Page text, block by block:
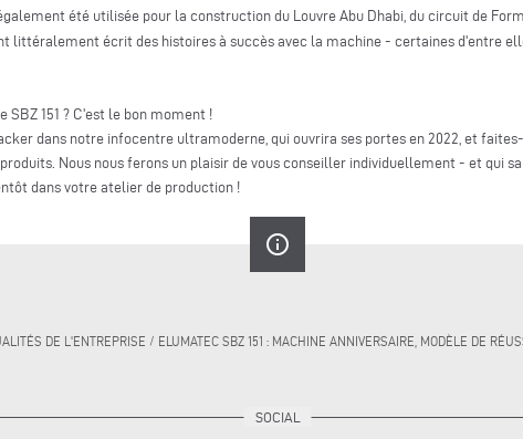
été utilisée pour la construction du Louvre Abu Dhabi, du circuit de
littéralement écrit des histoires à succès avec la machine - certaines d'entre
SBZ 151 ? C'est le bon moment !
dans notre infocentre ultramoderne, qui ouvrira ses portes en 2022, et faites-
Nous nous ferons un plaisir de vous conseiller individuellement - et qui
dans votre atelier de production !
info_outline
DE L'ENTREPRISE / ELUMATEC SBZ 151 : MACHINE ANNIVERSAIRE, MODÈLE DE